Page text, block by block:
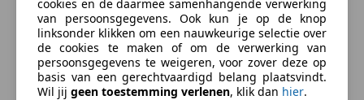
cookies en de daarmee samenhangende verwerking
van persoonsgegevens. Ook kun je op de knop
linksonder klikken om een nauwkeurige selectie over
de cookies te maken of om de verwerking van
persoonsgegevens te weigeren, voor zover deze op
basis van een gerechtvaardigd belang plaatsvindt.
Wil jij geen toestemming verlenen, klik dan hier.